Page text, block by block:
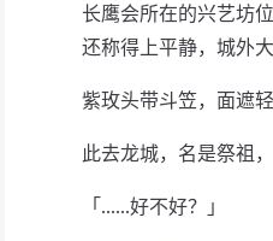
长鹰会所在的兴艺坊
还称得上平静，城外
紫玫头带斗笠，面遮
此去龙城，名是祭祖
「……好不好？」